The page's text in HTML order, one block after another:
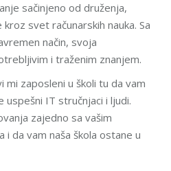
sačinjeno od druženja,
svet računarskih nauka. Sa
način, svoja
i traženim znanjem.
mi zaposleni u školi tu da vam
IT stručnjaci i ljudi.
zajedno sa vašim
da vam naša škola ostane u